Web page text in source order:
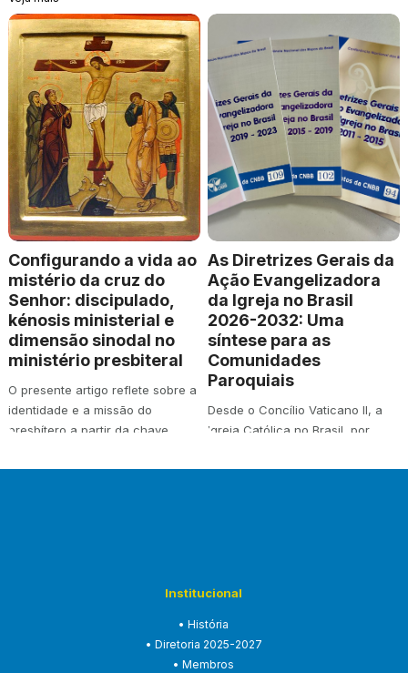
Configurando a vida ao
mistério da cruz do
Senhor: discipulado,
kénosis ministerial e
dimensão sinodal no
ministério presbiteral
O presente artigo reflete sobre a
identidade e a missão do
presbítero a partir da chave
As Diretrizes Gerais da
Ação Evangelizadora
da Igreja no Brasil
2026-2032: Uma
síntese para as
Comunidades
Paroquiais
Desde o Concílio Vaticano II, a
Igreja Católica no Brasil, por
dos B…
Institucional
• História
• Diretoria 2025-2027
• Membros